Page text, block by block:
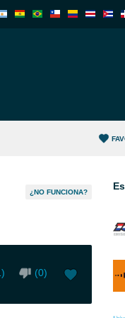
¿NO FUNCIONA?
) (0)